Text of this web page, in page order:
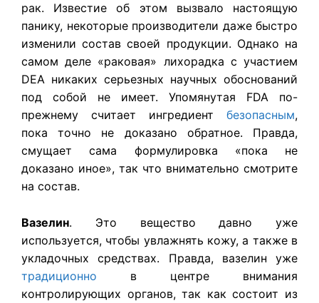
рак. Известие об этом вызвало настоящую
панику, некоторые производители даже быстро
изменили состав своей продукции. Однако на
самом деле «раковая» лихорадка с участием
DEA никаких серьезных научных обоснований
под собой не имеет. Упомянутая FDA по-
прежнему считает ингредиент безопасным,
пока точно не доказано обратное. Правда,
смущает сама формулировка «пока не
доказано иное», так что внимательно смотрите
на состав.
Вазелин. Это вещество давно уже
используется, чтобы увлажнять кожу, а также в
укладочных средствах. Правда, вазелин уже
традиционно в центре внимания
контролирующих органов, так как состоит из